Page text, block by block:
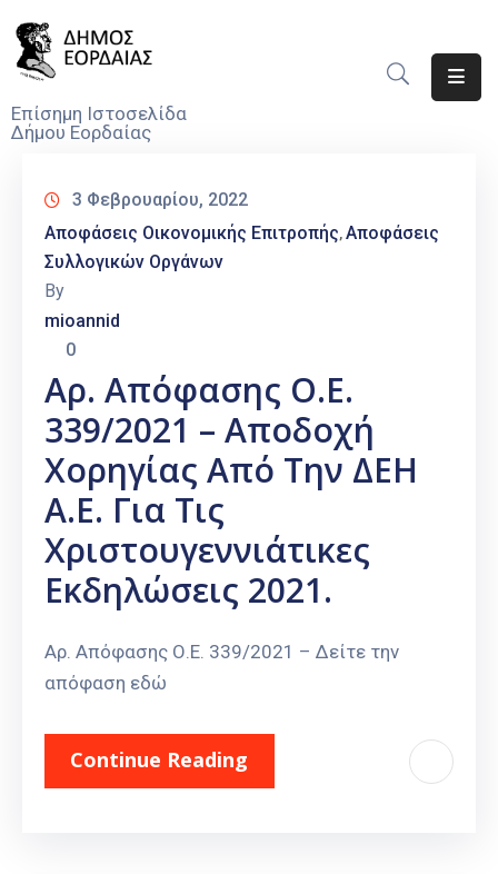
Επίσημη Ιστοσελίδα
Δήμου Εορδαίας
Νέα
Υπηρεσίες
Του
Δήμου
Προσκλήσεις
Αποφάσεις
Τηλέφωνα
Καιρός
3 Φεβρουαρίου, 2022
Αποφάσεις Οικονομικής Επιτροπής‚Αποφάσεις
Συλλογικών Οργάνων
By
mioannid
0
Αρ. Απόφασης Ο.Ε.
339/2021 – Αποδοχή
Χορηγίας Από Την ΔΕΗ
Α.Ε. Για Τις
Χριστουγεννιάτικες
Εκδηλώσεις 2021.
Αρ. Απόφασης Ο.Ε. 339/2021 – Δείτε την
απόφαση εδώ
Continue Reading